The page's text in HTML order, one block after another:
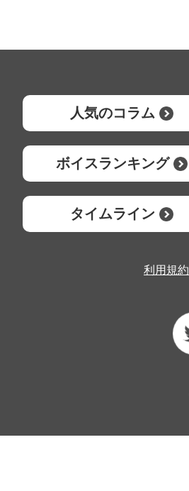
人気のコラム
ボイスランキング
タイムライン
利用規約